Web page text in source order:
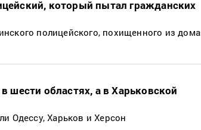
который пытал гражданских
полицейского, похищенного из дома
шести областях, а в Харьковской
Одессу, Харьков и Херсон